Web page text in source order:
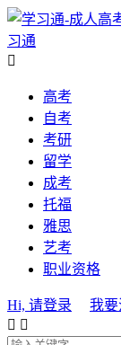
习通

高考
自考
考研
留学
成考
托福
雅思
艺考
职业资格
Hi, 请登录 我
 